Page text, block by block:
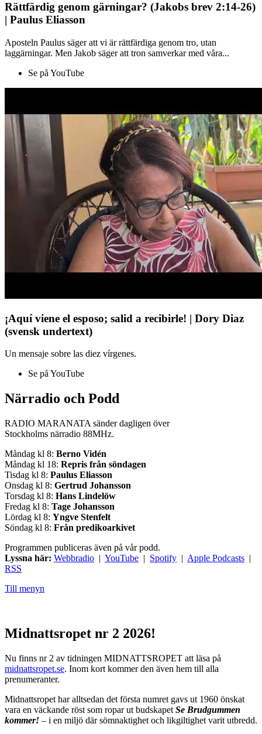
Rättfärdig genom gärningar? (Jakobs brev 2:14-26)
| Paulus Eliasson
Aposteln Paulus säger att vi är rättfärdiga genom tro, utan
laggärningar. Men Jakob säger att tron samverkar med våra...
Se på YouTube
¡Aquí viene el esposo; salid a recibirle! | Dory Diaz
(svensk undertext)
Un mensaje sobre las diez vírgenes.
Se på YouTube
Närradio och Podd
RADIO MARANATA sänder dagligen över
Stockholms närradio 88MHz.
Måndag kl 8: Berno Vidén
Måndag kl 18: Repris från söndagen
Tisdag kl 8: Paulus Eliasson
Onsdag kl 8: Gertrud Johansson
Torsdag kl 8: Hans Lindelöw
Fredag kl 8: Tage Johansson
Lördag kl 8: Yngve Stenfelt
Söndag kl 8: Från predikoarkivet
Programmen publiceras även på vår podd.
Lyssna här: Webbradio | YouTube | Spotify | Apple Podcasts |
RSS
Till menyn
Midnattsropet nr 2 2026!
Nu finns nr 2 av tidningen MIDNATTSROPET att läsa på
midnattsropet.se. Inom kort kommer den även hem till alla
prenumeranter.
Midnattsropet har alltsedan det första numret gavs ut 1960 önskat
vara en väckande röst som ropar ut budskapet Se Brudgummen
kommer! – i en miljö där sömnaktighet och likgiltighet varit utbredd.